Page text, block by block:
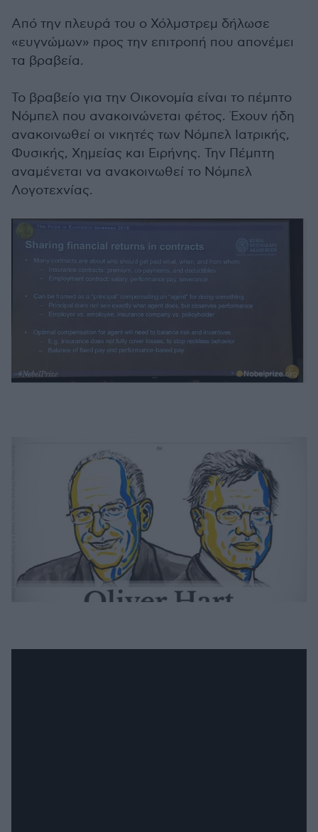
Από την πλευρά του ο Χόλμστρεμ δήλωσε
«ευγνώμων» προς την επιτροπή που απονέμει
τα βραβεία.
Το βραβείο για την Οικονομία είναι το πέμπτο
Νόμπελ που ανακοινώνεται φέτος. Έχουν ήδη
ανακοινωθεί οι νικητές των Νόμπελ Ιατρικής,
Φυσικής, Χημείας και Ειρήνης. Την Πέμπτη
αναμένεται να ανακοινωθεί το Νόμπελ
Λογοτεχνίας.